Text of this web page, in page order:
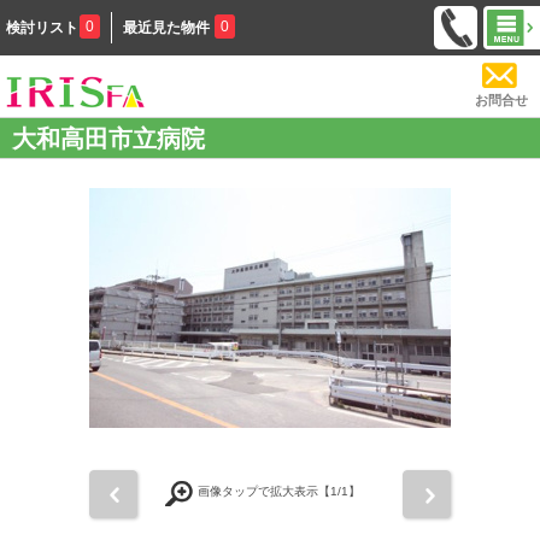
検討リスト 0 最近見た物件 0
お問合せ
大和高田市立病院
画像タップで拡大表示【1/1】